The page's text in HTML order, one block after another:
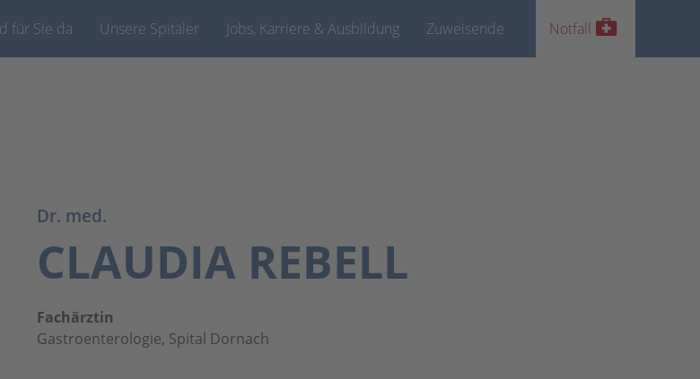
für Sie da Unsere Spitäler Jobs, Karriere & Ausbildung Zuweisende Notfall
Dr. med.
CLAUDIA REBELL
Fachärztin
Gastroenterologie, Spital Dornach